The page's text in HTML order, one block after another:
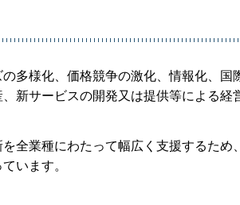
多様化、価格競争の激化、情報化、国
新サービスの開発又は提供等による経
全業種にわたって幅広く支援するた
います。